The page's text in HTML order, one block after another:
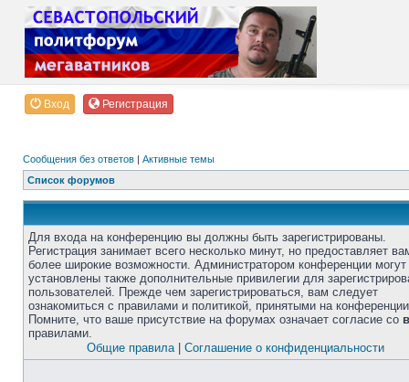
Вход Регистрация
Сообщения без ответов | Активные темы
Список форумов
Для входа на конференцию вы должны быть зарегистрированы.
Регистрация занимает всего несколько минут, но предоставляет
более широкие возможности. Администратором конференции
установлены также дополнительные привилегии для
пользователей. Прежде чем зарегистрироваться, вам следует
ознакомиться с правилами и политикой, принятыми на
Помните, что ваше присутствие на форумах означает согласие со
правилами.
Общие правила| Соглашение о конфиденциальности